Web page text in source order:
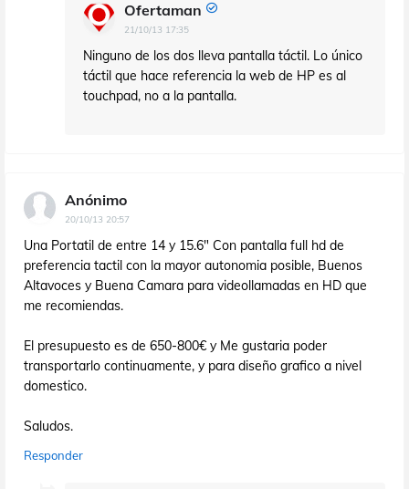
Ofertaman
21/10/13 17:35
Ninguno de los dos lleva pantalla táctil. Lo único
táctil que hace referencia la web de HP es al
touchpad, no a la pantalla.
Anónimo
20/10/13 20:57
Una Portatil de entre 14 y 15.6" Con pantalla full hd de
preferencia tactil con la mayor autonomia posible, Buenos
Altavoces y Buena Camara para videollamadas en HD que
me recomiendas.
El presupuesto es de 650-800€ y Me gustaria poder
transportarlo continuamente, y para diseño grafico a nivel
domestico.
Saludos.
Responder